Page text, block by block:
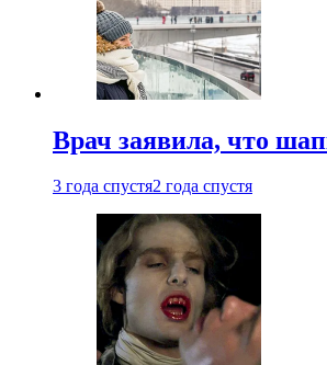
Врач заявила, что
3 года спустя2 года спустя